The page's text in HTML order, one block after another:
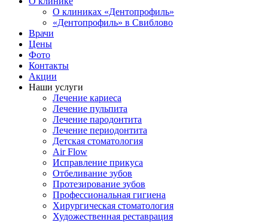
О клиниках «Дентопрофиль»
«Дентопрофиль» в Свиблово
Врачи
Цены
Фото
Контакты
Акции
Наши услуги
Лечение кариеса
Лечение пульпита
Лечение пародонтита
Лечение периодонтита
Детская стоматология
Air Flow
Исправление прикуса
Отбеливание зубов
Протезирование зубов
Профессиональная гигиена
Хирургическая стоматология
Художественная реставрация